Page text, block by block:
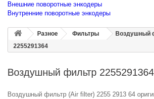
Внешние поворотные энкодеры
Внутренние поворотные энкодеры
Разное Фильтры
Воздушный
2255291364
Воздушный фильтр 2255291364
Воздушный фильтр (Air filter) 2255 2913 64